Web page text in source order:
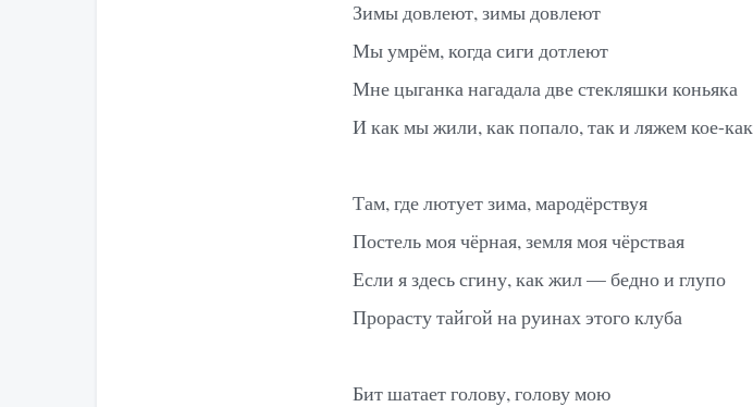
Зимы довлеют, зимы довлеют
Мы умрём, когда сиги дотлеют
Мне цыганка нагадала две стекляшки коньяка
И как мы жили, как попало, так и ляжем кое-как
Там, где лютует зима, мародёрствуя
Постель моя чёрная, земля моя чёрствая
Если я здесь сгину, как жил — бедно и глупо
Прорасту тайгой на руинах этого клуба
Бит шатает голову, голову мою